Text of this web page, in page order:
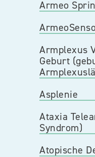
Armeo
ArmeoSenso
Armplexus
Geburt
Asplenie
Ataxia
Syndrom)
Atopische